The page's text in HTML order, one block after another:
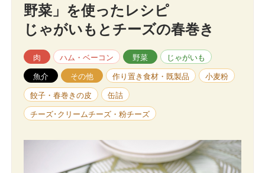
野菜」を使ったレシピ
じゃがいもとチーズの春巻き
肉 ハム・ベーコン 野菜 じゃがいも
魚介 その他 作り置き食材・既製品 小麦粉
餃子・春巻きの皮 缶詰
チーズ･クリームチーズ・粉チーズ